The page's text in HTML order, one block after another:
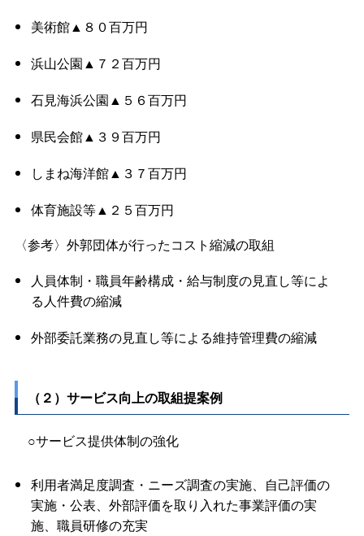
美術館▲８０百万円
浜山公園▲７２百万円
石見海浜公園▲５６百万円
県民会館▲３９百万円
しまね海洋館▲３７百万円
体育施設等▲２５百万円
〈参考〉外郭団体が行ったコスト縮減の取組
人員体制・職員年齢構成・給与制度の見直し等によ
る人件費の縮減
外部委託業務の見直し等による維持管理費の縮減
（２）サービス向上の取組提案例
○サービス提供体制の強化
利用者満足度調査・ニーズ調査の実施、自己評価の
実施・公表、外部評価を取り入れた事業評価の実
施、職員研修の充実